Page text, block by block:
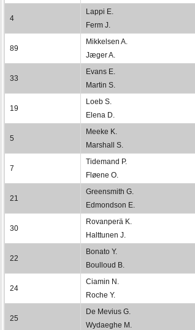
4
Lappi E.
Ferm J.
89
Mikkelsen A.
Jæger A.
33
Evans E.
Martin S.
19
Loeb S.
Elena D.
5
Meeke K.
Marshall S.
7
Tidemand P.
Fløene O.
21
Greensmith G.
Edmondson E.
30
Rovanperä K.
Halttunen J.
22
Bonato Y.
Boulloud B.
24
Ciamin N.
Roche Y.
25
De Mevius G.
Wydaeghe M.